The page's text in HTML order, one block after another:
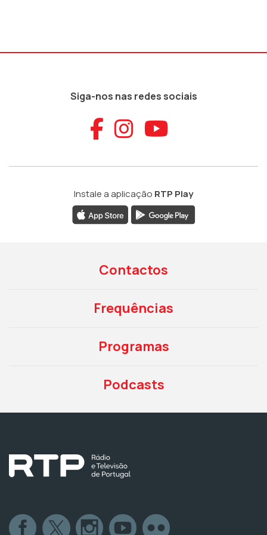
Siga-nos nas redes sociais
Aceder ao
Aceder ao
Aceder
Instale a aplicação RTP Play
Contactos
Frequências
Programas
Podcasts